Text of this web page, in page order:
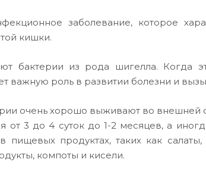
заболевание, которое
кишки.
бактерии из рода шигелла. Когда
важную роль в развитии болезни и
очень хорошо выживают во внешней
от 3 до 4 суток до 1-2 месяцев, а
пищевых продуктах, таких как
компоты и кисели.